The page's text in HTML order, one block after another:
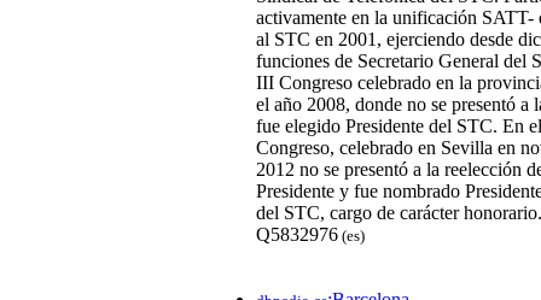
activamente en la unificación SATT-
al STC en 2001, ejerciendo desde
funciones de Secretario General del
III Congreso celebrado en la
el año 2008, donde no se presentó a
fue elegido Presidente del STC. En
Congreso, celebrado en Sevilla en
2012 no se presentó a la reelección
Presidente y fue nombrado
del STC, cargo de carácter
Q5832976 (es)